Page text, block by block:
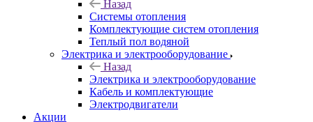
Назад
Системы отопления
Комплектующие систем отопления
Теплый пол водяной
Электрика и электрооборудование
Назад
Электрика и электрооборудование
Кабель и комплектующие
Электродвигатели
Акции